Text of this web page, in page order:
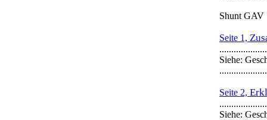
Shunt GAV
Seite 1,
Siehe:
Seite 2,
Siehe: